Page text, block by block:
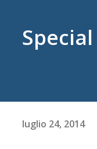
luglio 24, 2014